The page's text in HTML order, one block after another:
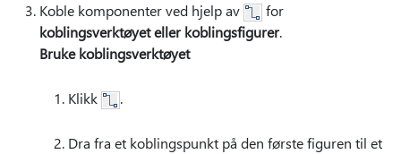
Koble komponenter ved hjelp av
for
koblingsverktøyet eller koblingsfigurer.
Bruke koblingsverktøyet
Klikk .
Dra fra et koblingspunkt på den første figuren til et